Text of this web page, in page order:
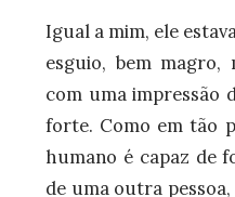
Igual a mim, ele
esguio, bem magro,
com uma impressão
forte. Como em tão
humano é capaz de
de uma outra